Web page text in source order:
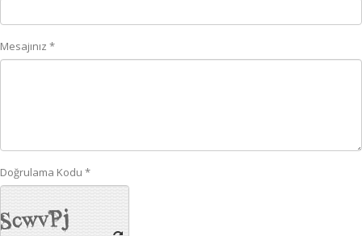
Mesajınız *
Doğrulama Kodu *